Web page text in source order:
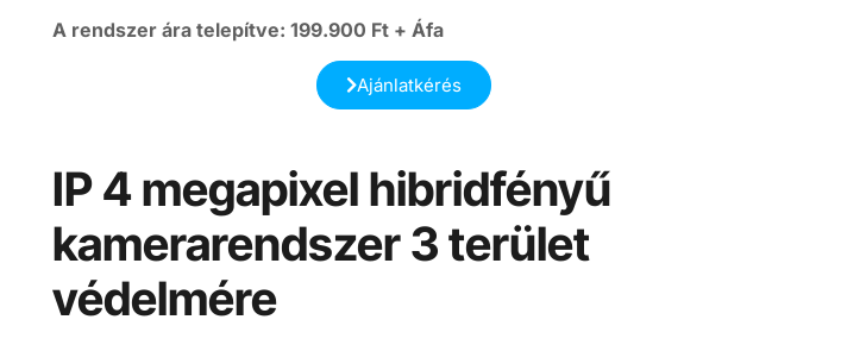
A rendszer ára telepítve: 199.900 Ft + Áfa
Ajánlatkérés
IP 4 megapixel hibridfényű
kamerarendszer 3 terület
védelmére